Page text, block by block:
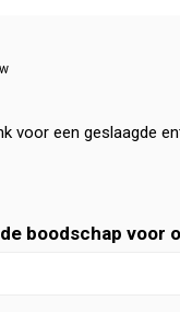
voor een geslaagde
boodschap voor